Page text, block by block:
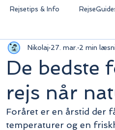
Rejsetips & Info
🇫🇷 Frankrig
🇮🇸 Island 🇮🇩
De bedste
rejs når
Nikolaj 27. mar. 2 min
Foråret er en årstid der
temperaturer og en